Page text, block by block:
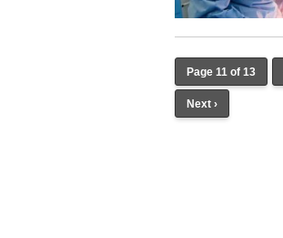
Page 11 of 13
Next ›